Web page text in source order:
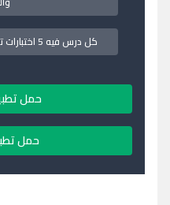
كل درس فيه 5 اختبارات تفاعلية لتحسين اللفظ والنطق
حمل
حمل